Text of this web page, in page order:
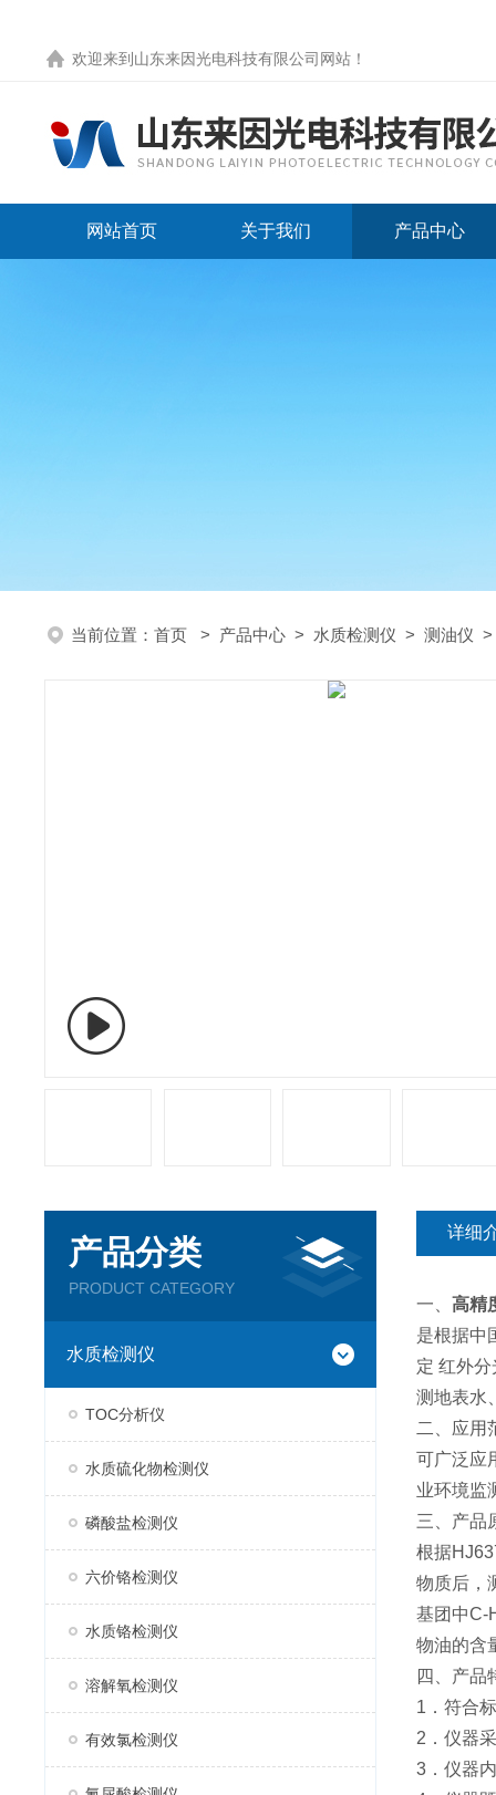
欢迎来到 山东来因光电科技有限公司网站 ！
网站首页 关于我们 产品中心
当前位置： 首页 > 产品中心 > 水质检测仪 > 测油仪 >
产品分类
PRODUCT CATEGORY
水质检测仪
TOC分析仪
水质硫化物检测仪
磷酸盐检测仪
六价铬检测仪
水质铬检测仪
溶解氧检测仪
有效氯检测仪
详细
一、 高精
是根据中
定 红外
测地表水
二、应用
可广泛应
业环境监
三、产品
根据
物质后，
基团中C-
物油的含
四、产品
1．符合
2．仪器
3．仪器